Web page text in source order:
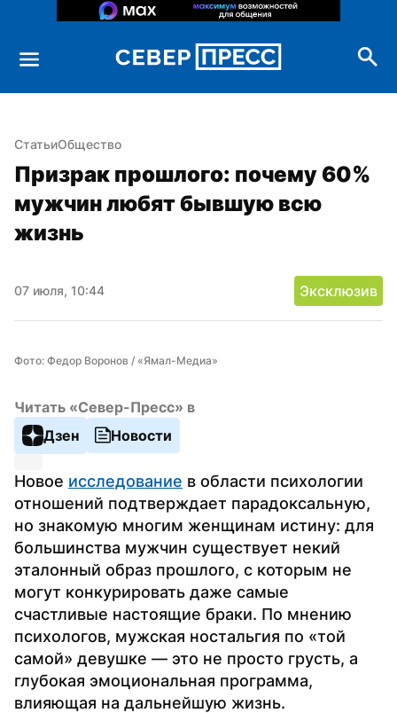
СтатьиОбщество
Призрак прошлого: почему 60%
мужчин любят бывшую всю
жизнь
07 июля, 10:44 Эксклюзив
Фото: Федор Воронов / «Ямал-Медиа»
Читать «Север-Пресс» в
Дзен
Новости
Новое исследование в области психологии
отношений подтверждает парадоксальную,
но знакомую многим женщинам истину: для
большинства мужчин существует некий
эталонный образ прошлого, с которым не
могут конкурировать даже самые
счастливые настоящие браки. По мнению
психологов, мужская ностальгия по «той
самой» девушке — это не просто грусть, а
глубокая эмоциональная программа,
влияющая на дальнейшую жизнь.